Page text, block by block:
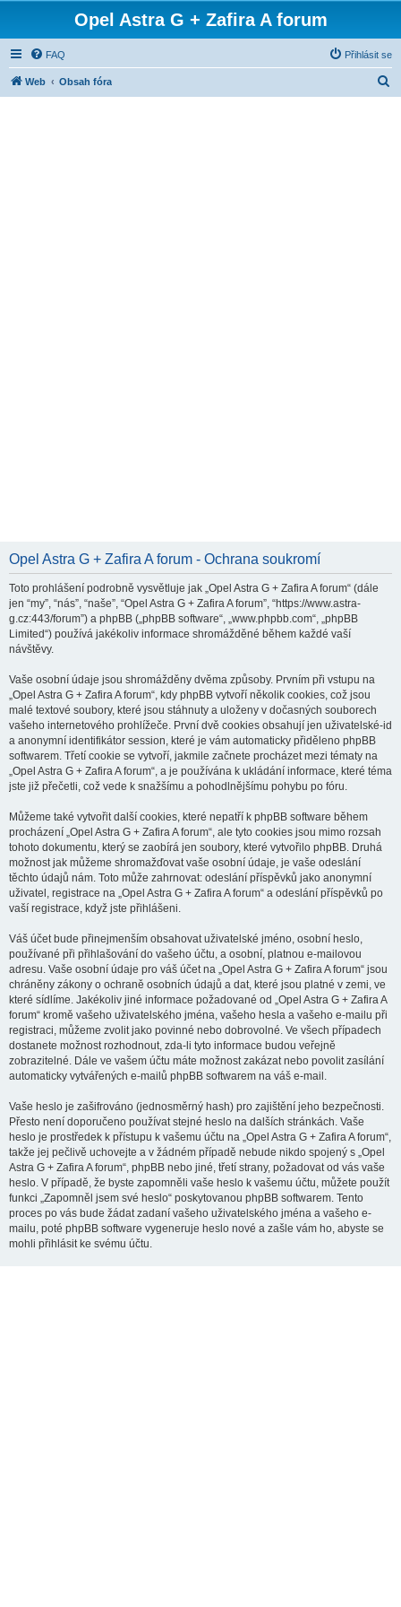
Opel Astra G + Zafira A forum
FAQ Přihlásit se
Web Obsah fóra
Opel Astra G + Zafira A forum - Ochrana soukromí
Toto prohlášení podrobně vysvětluje jak „Opel Astra G + Zafira A forum“ (dále
jen “my”, “nás”, “naše”, “Opel Astra G + Zafira A forum”, “https://www.astra-
g.cz:443/forum”) a phpBB („phpBB software“, „www.phpbb.com“, „phpBB
Limited“) používá jakékoliv informace shromážděné během každé vaší
návštěvy.
Vaše osobní údaje jsou shromážděny dvěma způsoby. Prvním při vstupu na
„Opel Astra G + Zafira A forum“, kdy phpBB vytvoří několik cookies, což jsou
malé textové soubory, které jsou stáhnuty a uloženy v dočasných souborech
vašeho internetového prohlížeče. První dvě cookies obsahují jen uživatelské-id
a anonymní identifikátor session, které je vám automaticky přiděleno phpBB
softwarem. Třetí cookie se vytvoří, jakmile začnete procházet mezi tématy na
„Opel Astra G + Zafira A forum“, a je používána k ukládání informace, které téma
jste již přečetli, což vede k snažšímu a pohodlnějšímu pohybu po fóru.
Můžeme také vytvořit další cookies, které nepatří k phpBB software během
procházení „Opel Astra G + Zafira A forum“, ale tyto cookies jsou mimo rozsah
tohoto dokumentu, který se zaobírá jen soubory, které vytvořilo phpBB. Druhá
možnost jak můžeme shromažďovat vaše osobní údaje, je vaše odeslání
těchto údajů nám. Toto může zahrnovat: odeslání příspěvků jako anonymní
uživatel, registrace na „Opel Astra G + Zafira A forum“ a odeslání příspěvků po
vaší registrace, když jste přihlášeni.
Váš účet bude přinejmenším obsahovat uživatelské jméno, osobní heslo,
používané při přihlašování do vašeho účtu, a osobní, platnou e-mailovou
adresu. Vaše osobní údaje pro váš účet na „Opel Astra G + Zafira A forum“ jsou
chráněny zákony o ochraně osobních údajů a dat, které jsou platné v zemi, ve
které sídlíme. Jakékoliv jiné informace požadované od „Opel Astra G + Zafira A
forum“ kromě vašeho uživatelského jména, vašeho hesla a vašeho e-mailu při
registraci, můžeme zvolit jako povinné nebo dobrovolné. Ve všech případech
dostanete možnost rozhodnout, zda-li tyto informace budou veřejně
zobrazitelné. Dále ve vašem účtu máte možnost zakázat nebo povolit zasílání
automaticky vytvářených e-mailů phpBB softwarem na váš e-mail.
Vaše heslo je zašifrováno (jednosměrný hash) pro zajištění jeho bezpečnosti.
Přesto není doporučeno používat stejné heslo na dalších stránkách. Vaše
heslo je prostředek k přístupu k vašemu účtu na „Opel Astra G + Zafira A forum“,
takže jej pečlivě uchovejte a v žádném případě nebude nikdo spojený s „Opel
Astra G + Zafira A forum“, phpBB nebo jiné, třetí strany, požadovat od vás vaše
heslo. V případě, že byste zapomněli vaše heslo k vašemu účtu, můžete použít
funkci „Zapomněl jsem své heslo“ poskytovanou phpBB softwarem. Tento
proces po vás bude žádat zadaní vašeho uživatelského jména a vašeho e-
mailu, poté phpBB software vygeneruje heslo nové a zašle vám ho, abyste se
mohli přihlásit ke svému účtu.